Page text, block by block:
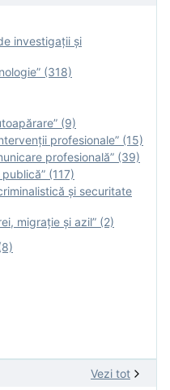
investigaţii şi
(318)
(9)
profesionale” (15)
profesională” (39)
(117)
și securitate
migrație și azil” (2)
Vezi tot